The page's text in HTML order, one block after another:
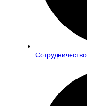
Сотрудничество